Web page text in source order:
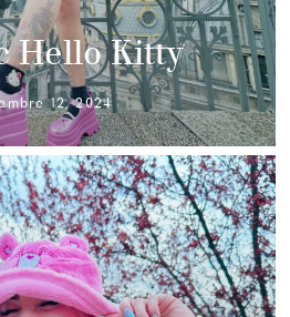
Hello Kitty
12, 2024